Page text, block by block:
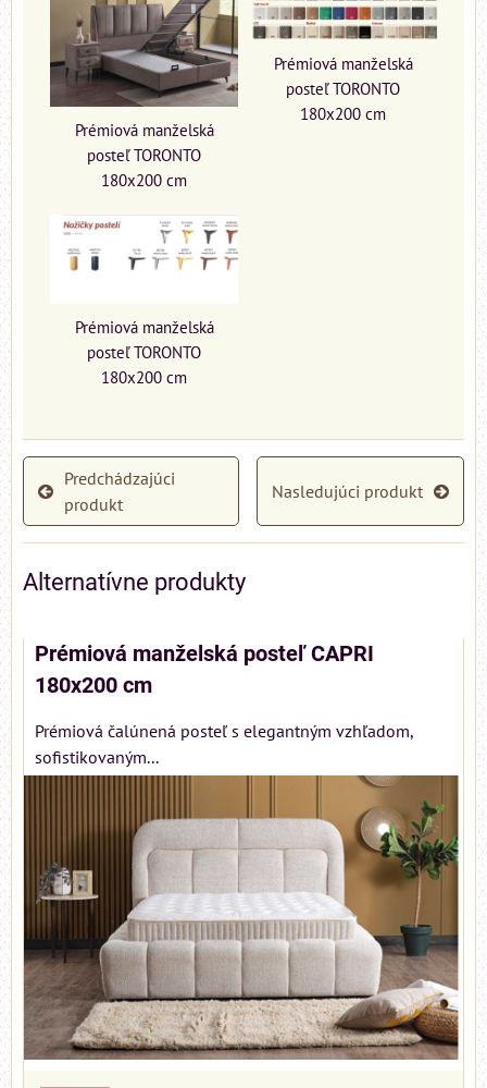
Prémiová manželská
posteľ TORONTO
180x200 cm
Prémiová manželská
posteľ TORONTO
180x200 cm
Prémiová manželská
posteľ TORONTO
180x200 cm
Predchádzajúci
produkt
Nasledujúci produkt
Alternatívne produkty
Prémiová manželská posteľ CAPRI
180x200 cm
Prémiová čalúnená posteľ s elegantným vzhľadom,
sofistikovaným...